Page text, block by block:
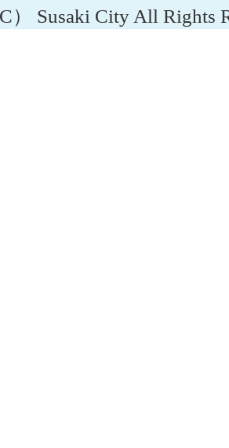
） Susaki City All Rights